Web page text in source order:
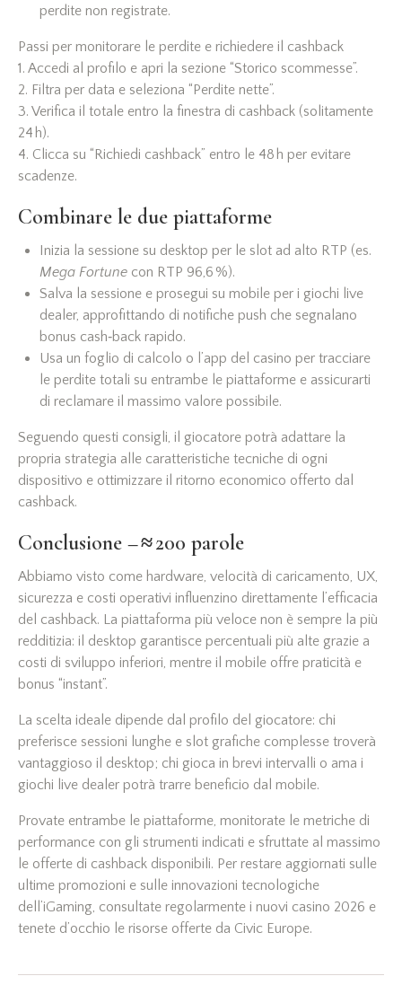
perdite non registrate.
Passi per monitorare le perdite e richiedere il cashback
1. Accedi al profilo e apri la sezione “Storico scommesse”.
2. Filtra per data e seleziona “Perdite nette”.
3. Verifica il totale entro la finestra di cashback (solitamente
24 h).
4. Clicca su “Richiedi cashback” entro le 48 h per evitare
scadenze.
Combinare le due piattaforme
Inizia la sessione su desktop per le slot ad alto RTP (es.
Mega Fortune con RTP 96,6 %).
Salva la sessione e prosegui su mobile per i giochi live
dealer, approfittando di notifiche push che segnalano
bonus cash‑back rapido.
Usa un foglio di calcolo o l’app del casino per tracciare
le perdite totali su entrambe le piattaforme e assicurarti
di reclamare il massimo valore possibile.
Seguendo questi consigli, il giocatore potrà adattare la
propria strategia alle caratteristiche tecniche di ogni
dispositivo e ottimizzare il ritorno economico offerto dal
cashback.
Conclusione – ≈ 200 parole
Abbiamo visto come hardware, velocità di caricamento, UX,
sicurezza e costi operativi influenzino direttamente l’efficacia
del cashback. La piattaforma più veloce non è sempre la più
redditizia: il desktop garantisce percentuali più alte grazie a
costi di sviluppo inferiori, mentre il mobile offre praticità e
bonus “instant”.
La scelta ideale dipende dal profilo del giocatore: chi
preferisce sessioni lunghe e slot grafiche complesse troverà
vantaggioso il desktop; chi gioca in brevi intervalli o ama i
giochi live dealer potrà trarre beneficio dal mobile.
Provate entrambe le piattaforme, monitorate le metriche di
performance con gli strumenti indicati e sfruttate al massimo
le offerte di cashback disponibili. Per restare aggiornati sulle
ultime promozioni e sulle innovazioni tecnologiche
dell’iGaming, consultate regolarmente i nuovi casino 2026 e
tenete d’occhio le risorse offerte da Civic Europe.